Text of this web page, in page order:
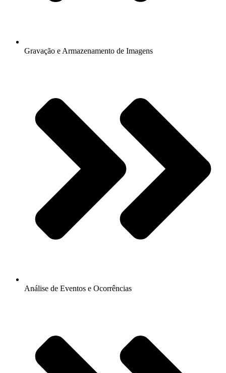
Gravação e Armazenamento de Imagens
Análise de Eventos e Ocorrências